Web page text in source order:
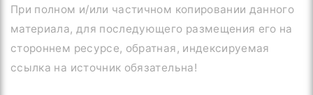
При полном и/или частичном копировании данного
материала, для последующего размещения его на
стороннем ресурсе, обратная, индексируемая
ссылка на источник обязательна!